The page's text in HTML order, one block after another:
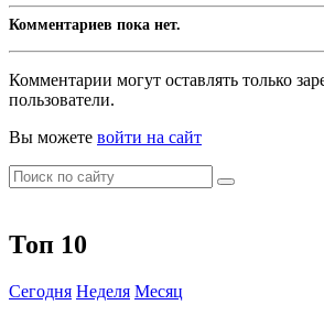
Комментариев пока нет.
Комментарии могут оставлять только
пользователи.
Вы можете войти на сайт
Топ 10
Сегодня Неделя Месяц